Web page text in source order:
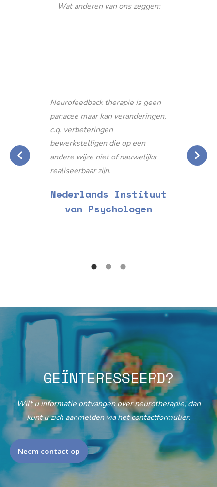
Wat anderen van ons zeggen:
Neurofeedback therapie is geen
panacee maar kan veranderingen,
c.q. verbeteringen
bewerkstelligen die op een
andere wijze niet of nauwelijks
realiseerbaar zijn.
Nederlands Instituut
van Psychologen
GEÏNTERESSEERD?
Wilt u informatie ontvangen over neurotherapie, dan
kunt u zich aanmelden via het contactformulier.
Neem contact op